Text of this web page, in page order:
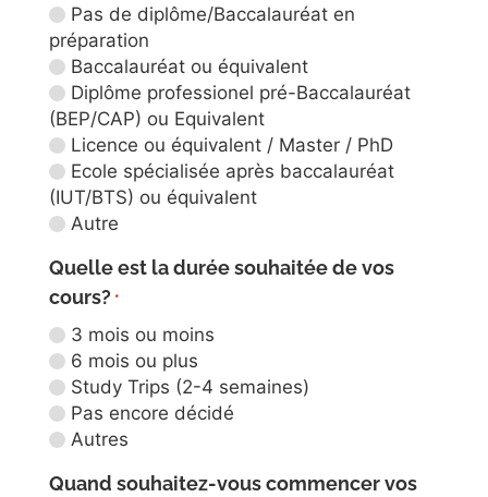
Pas de diplôme/Baccalauréat en
préparation
Baccalauréat ou équivalent
Diplôme professionel pré-Baccalauréat
(BEP/CAP) ou Equivalent
Licence ou équivalent / Master / PhD
Ecole spécialisée après baccalauréat
(IUT/BTS) ou équivalent
Autre
Quelle est la durée souhaitée de vos
cours? *
3 mois ou moins
6 mois ou plus
Study Trips (2-4 semaines)
Pas encore décidé
Autres
Quand souhaitez-vous commencer vos